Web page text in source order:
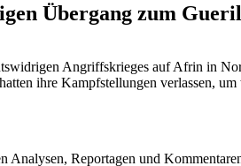
Übergang zum
Angriffskrieges auf Afrin in
ihre Kampfstellungen verlassen,
Analysen, Reportagen und